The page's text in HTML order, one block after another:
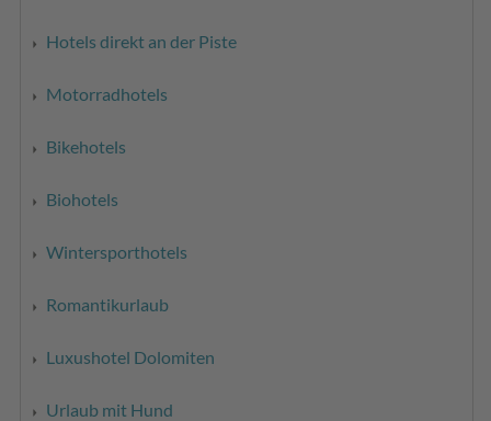
Hotels direkt an der Piste
Motorradhotels
Bikehotels
Biohotels
Wintersporthotels
Romantikurlaub
Luxushotel Dolomiten
Urlaub mit Hund